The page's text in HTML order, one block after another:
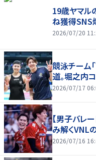
19歳ヤマル
ね獲得SNS
2026/07/20
競泳チーム
道。堀之内
2026/07/17
【男子バレ
み解くVNL
2026/07/16